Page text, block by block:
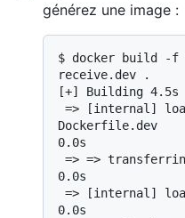
générez une image :
$ docker build -f
receive.dev .
[+] Building 4.5s
Dockerfile.dev
0.0s
0.0s
0.0s